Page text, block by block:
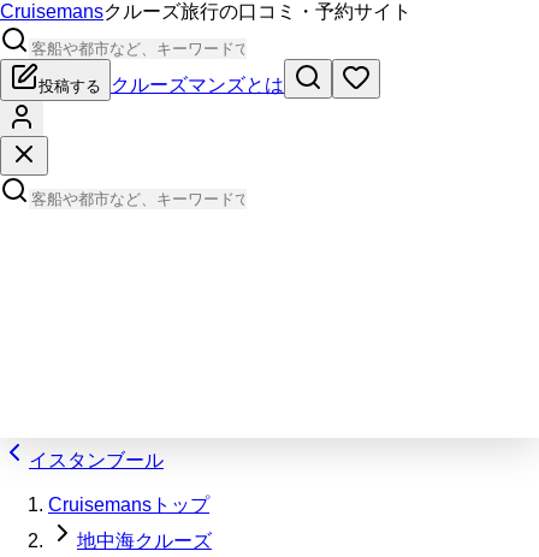
Cruisemansクルーズ旅行の口コミ・予約サイト
投稿する クルーズマンズとは
イスタンブール
Cruisemansトップ
地中海クルーズ